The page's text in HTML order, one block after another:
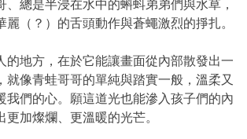
、總是半浸在水中的蝌蚪弟弟們與水草，
麗（？）的舌頭動作與蒼蠅激烈的掙扎。
的地方，在於它能讓畫面從內部散發出一
就像青蛙哥哥的單純與踏實一般，溫柔又
我們的心。願這道光也能滲入孩子們的內
更加燦爛、更溫暖的光芒。